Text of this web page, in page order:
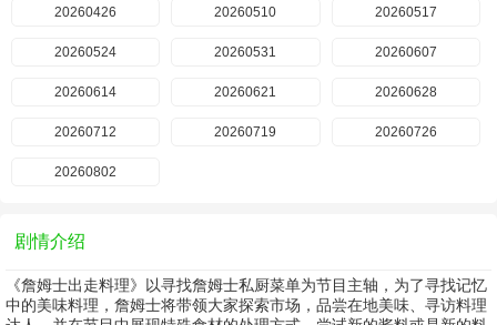
20260426 20260510 20260517
20260524 20260531 20260607
20260614 20260621 20260628
20260712 20260719 20260726
20260802
剧情介绍
《詹姆士出走料理》以寻找詹姆士私厨菜单为节目主轴，为了寻找记忆
中的美味料理，詹姆士将带领大家探索市场，品尝在地美味、寻访料理